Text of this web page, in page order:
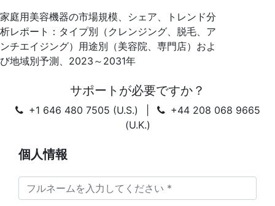
家庭用美容機器の市場規模、シェア、トレンド分
析レポート：タイプ別（クレンジング、脱毛、ア
ンチエイジング）用途別（美容院、専門店）およ
び地域別予測、2023～2031年
サポートが必要ですか？
+1 646 480 7505 (U.S.)
+44 208 068 9665
(U.K.)
個人情報